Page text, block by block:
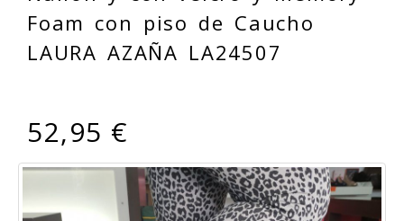
Foam con piso de Caucho
LAURA AZAÑA LA24507
52,95 €